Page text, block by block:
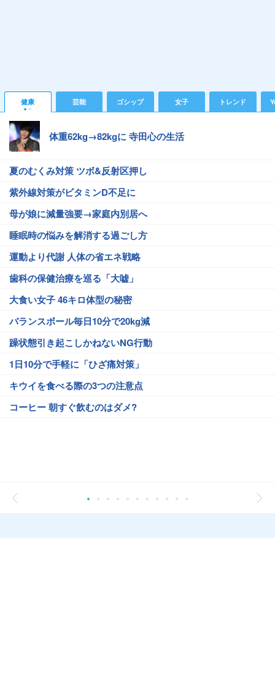
健康 芸能 ゴシップ 女子 トレンド
体重62kg→82kgに 寺田心の生活
夏のむくみ対策 ツボ&反射区押し
紫外線対策がビタミンD不足に
母が娘に減量強要→家庭内別居へ
睡眠時の悩みを解消する過ごし方
運動より代謝 人体の省エネ戦略
歯科の保健治療を巡る「大嘘」
大食い女子 46キロ体型の秘密
バランスボール毎日10分で20kg減
躁状態引き起こしかねないNG行動
1日10分で手軽に「ひざ痛対策」
キウイを食べる際の3つの注意点
コーヒー 朝すぐ飲むのはダメ?